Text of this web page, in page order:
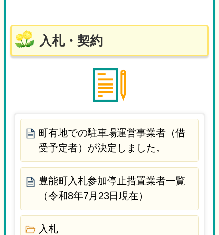
入札・契約
町有地での駐車場運営事業者（借
受予定者）が決定しました。
豊能町入札参加停止措置業者一覧
（令和8年7月23日現在）
入札